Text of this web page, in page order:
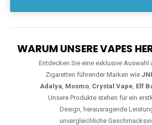
WARUM UNSERE VAPES
Entdecken Sie eine exklusive Auswahl
Zigaretten führender Marken wie
Adalya, Mosmo, Crystal Vape, Elf
Unsere Produkte stehen für ein
Design, herausragende
unvergleichliche